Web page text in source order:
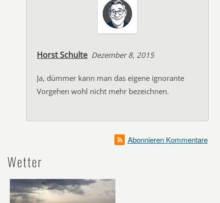
Horst Schulte Dezember 8, 2015
Ja, dümmer kann man das eigene ignorante
Vorgehen wohl nicht mehr bezeichnen.
Abonnieren Kommentare
Wetter